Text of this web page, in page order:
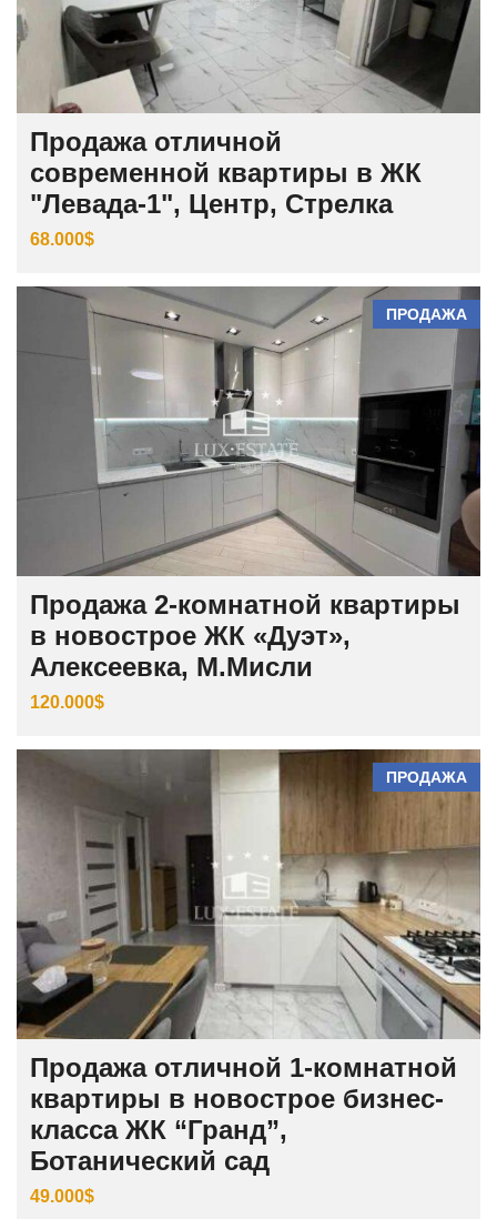
Продажа отличной
современной квартиры в ЖК
"Левада-1", Центр, Стрелка
68.000$
ПРОДАЖА
Продажа 2-комнатной квартиры
в новострое ЖК «Дуэт»,
Алексеевка, М.Мисли
120.000$
ПРОДАЖА
Продажа отличной 1-комнатной
квартиры в новострое бизнес-
класса ЖК “Гранд”,
Ботанический сад
49.000$